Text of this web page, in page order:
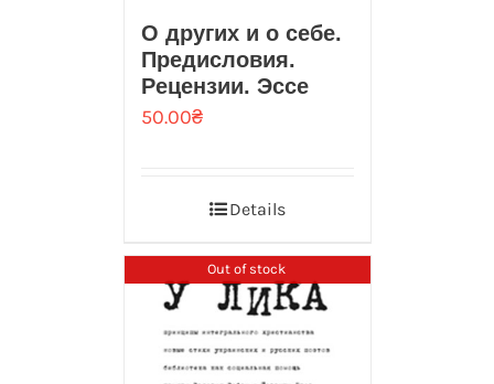
О других и о себе.
Предисловия.
Рецензии. Эссе
50.00₴
Details
Out of stock